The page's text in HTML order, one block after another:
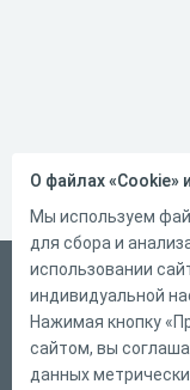
Русский
Справка
Форма
О файлах «Cookie»
Мы используем
для сбора и
использовании
индивидуальной
Нажимая кнопку
сайтом, вы
данных